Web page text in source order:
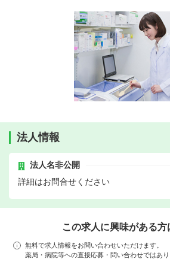
法人情報
法人名非公開
詳細はお問合せください
この求人に興味がある方
無料で求人情報をお問い合わせいただけます。
薬局・病院等への直接応募・問い合わせではあり